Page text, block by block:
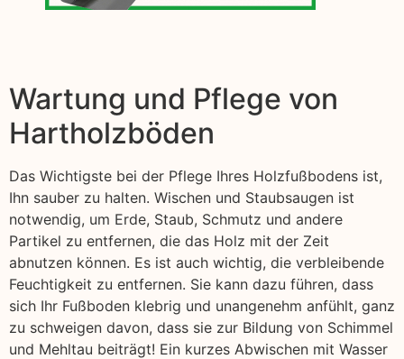
Wartung und Pflege von
Hartholzböden
Das Wichtigste bei der Pflege Ihres Holzfußbodens ist,
Ihn sauber zu halten. Wischen und Staubsaugen ist
notwendig, um Erde, Staub, Schmutz und andere
Partikel zu entfernen, die das Holz mit der Zeit
abnutzen können. Es ist auch wichtig, die verbleibende
Feuchtigkeit zu entfernen. Sie kann dazu führen, dass
sich Ihr Fußboden klebrig und unangenehm anfühlt, ganz
zu schweigen davon, dass sie zur Bildung von Schimmel
und Mehltau beiträgt! Ein kurzes Abwischen mit Wasser